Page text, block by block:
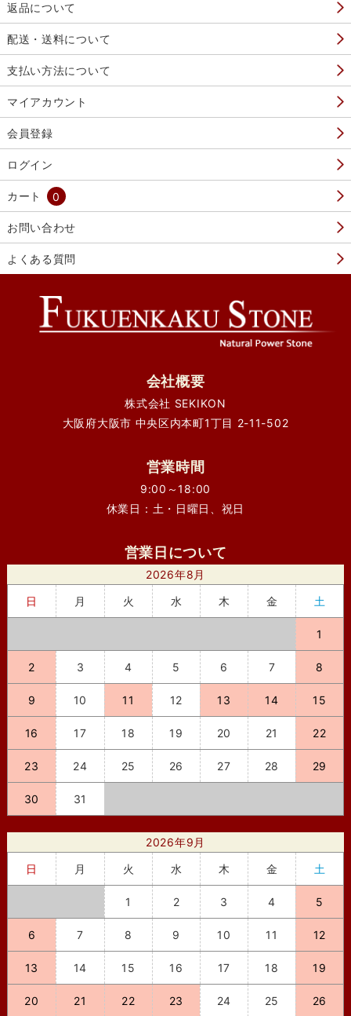
返品について
配送・送料について
支払い方法について
マイアカウント
会員登録
ログイン
カート 0
お問い合わせ
よくある質問
会社概要
株式会社 SEKIKON
大阪府大阪市 中央区内本町1丁目 2-11-502
営業時間
9:00～18:00
休業日：土・日曜日、祝日
営業日について
2026年8月
日
月 火 水 木 金 土
1
2 3 4 5 6 7 8
9 10 11 12 13 14 15
16 17 18 19 20 21 22
23 24 25 26 27 28 29
30 31
2026年9月
日
月 火 水 木 金 土
1 2 3 4 5
6 7 8 9 10 11 12
13 14 15 16 17 18 19
20 21 22 23 24 25 26